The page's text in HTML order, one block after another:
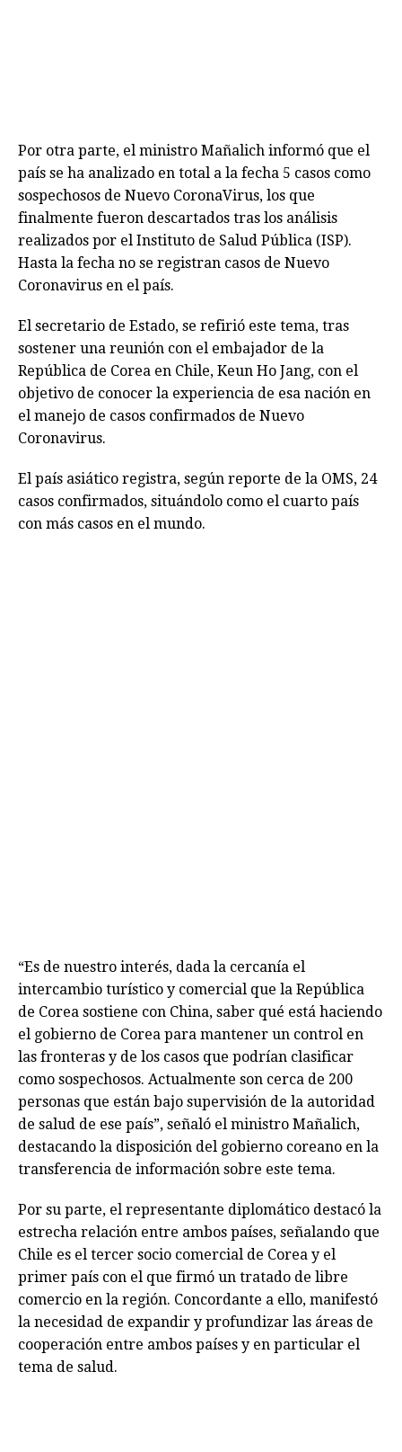
Por otra parte, el ministro Mañalich informó que el
país se ha analizado en total a la fecha 5 casos como
sospechosos de Nuevo CoronaVirus, los que
finalmente fueron descartados tras los análisis
realizados por el Instituto de Salud Pública (ISP).
Hasta la fecha no se registran casos de Nuevo
Coronavirus en el país.
El secretario de Estado, se refirió este tema, tras
sostener una reunión con el embajador de la
República de Corea en Chile, Keun Ho Jang, con el
objetivo de conocer la experiencia de esa nación en
el manejo de casos confirmados de Nuevo
Coronavirus.
El país asiático registra, según reporte de la OMS, 24
casos confirmados, situándolo como el cuarto país
con más casos en el mundo.
“Es de nuestro interés, dada la cercanía el
intercambio turístico y comercial que la República
de Corea sostiene con China, saber qué está haciendo
el gobierno de Corea para mantener un control en
las fronteras y de los casos que podrían clasificar
como sospechosos. Actualmente son cerca de 200
personas que están bajo supervisión de la autoridad
de salud de ese país”, señaló el ministro Mañalich,
destacando la disposición del gobierno coreano en la
transferencia de información sobre este tema.
Por su parte, el representante diplomático destacó la
estrecha relación entre ambos países, señalando que
Chile es el tercer socio comercial de Corea y el
primer país con el que firmó un tratado de libre
comercio en la región. Concordante a ello, manifestó
la necesidad de expandir y profundizar las áreas de
cooperación entre ambos países y en particular el
tema de salud.